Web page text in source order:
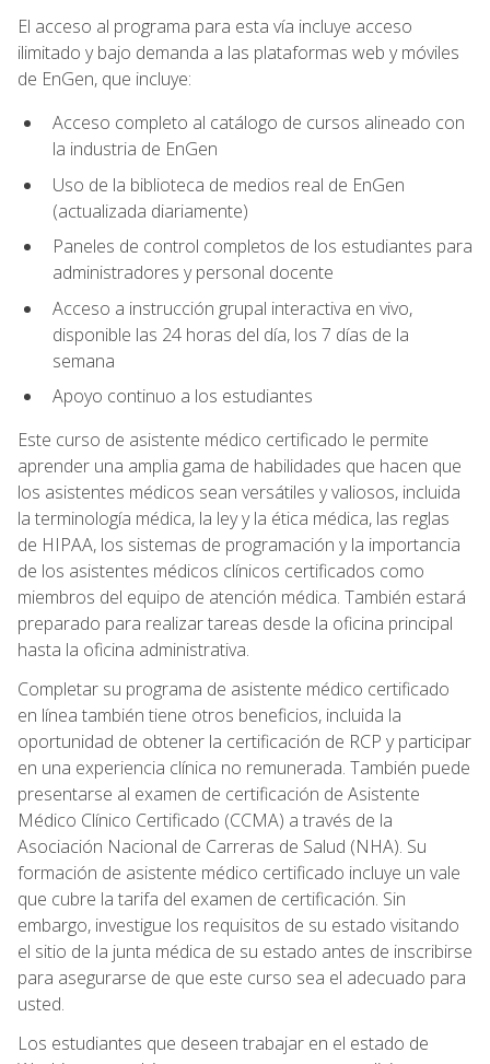
El acceso al programa para esta vía incluye acceso
ilimitado y bajo demanda a las plataformas web y móviles
de EnGen, que incluye:
Acceso completo al catálogo de cursos alineado con
la industria de EnGen
Uso de la biblioteca de medios real de EnGen
(actualizada diariamente)
Paneles de control completos de los estudiantes para
administradores y personal docente
Acceso a instrucción grupal interactiva en vivo,
disponible las 24 horas del día, los 7 días de la
semana
Apoyo continuo a los estudiantes
Este curso de asistente médico certificado le permite
aprender una amplia gama de habilidades que hacen que
los asistentes médicos sean versátiles y valiosos, incluida
la terminología médica, la ley y la ética médica, las reglas
de HIPAA, los sistemas de programación y la importancia
de los asistentes médicos clínicos certificados como
miembros del equipo de atención médica. También estará
preparado para realizar tareas desde la oficina principal
hasta la oficina administrativa.
Completar su programa de asistente médico certificado
en línea también tiene otros beneficios, incluida la
oportunidad de obtener la certificación de RCP y participar
en una experiencia clínica no remunerada. También puede
presentarse al examen de certificación de Asistente
Médico Clínico Certificado (CCMA) a través de la
Asociación Nacional de Carreras de Salud (NHA). Su
formación de asistente médico certificado incluye un vale
que cubre la tarifa del examen de certificación. Sin
embargo, investigue los requisitos de su estado visitando
el sitio de la junta médica de su estado antes de inscribirse
para asegurarse de que este curso sea el adecuado para
usted.
Los estudiantes que deseen trabajar en el estado de